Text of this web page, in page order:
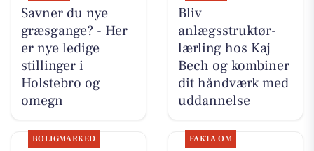
Savner du nye
græsgange? - Her
er nye ledige
stillinger i
Holstebro og
omegn
Bliv
anlægsstruktør-
lærling hos Kaj
Bech og kombiner
dit håndværk med
uddannelse
BOLIGMARKED FAKTA OM